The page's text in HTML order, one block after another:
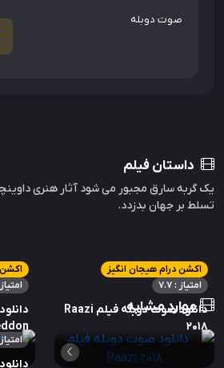
صوت دوبله
داستان فیلم
یک گربه سارق مجبور می شود آثار هنری
تسلط بر جهان بدزدد.
موارد مشابه
اکشن درام هیجان انگیز
امتیاز : 7.7
دانلود صوت دوبله فیلم Raazi
2018
امتیاز :
امتیاز